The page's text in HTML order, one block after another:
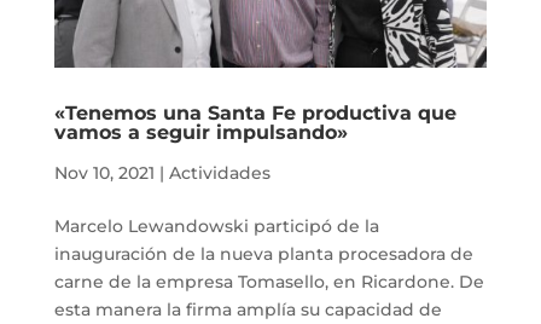
«Tenemos una Santa Fe productiva que
vamos a seguir impulsando»
Nov 10, 2021 | Actividades
Marcelo Lewandowski participó de la
inauguración de la nueva planta procesadora de
carne de la empresa Tomasello, en Ricardone. De
esta manera la firma amplía su capacidad de